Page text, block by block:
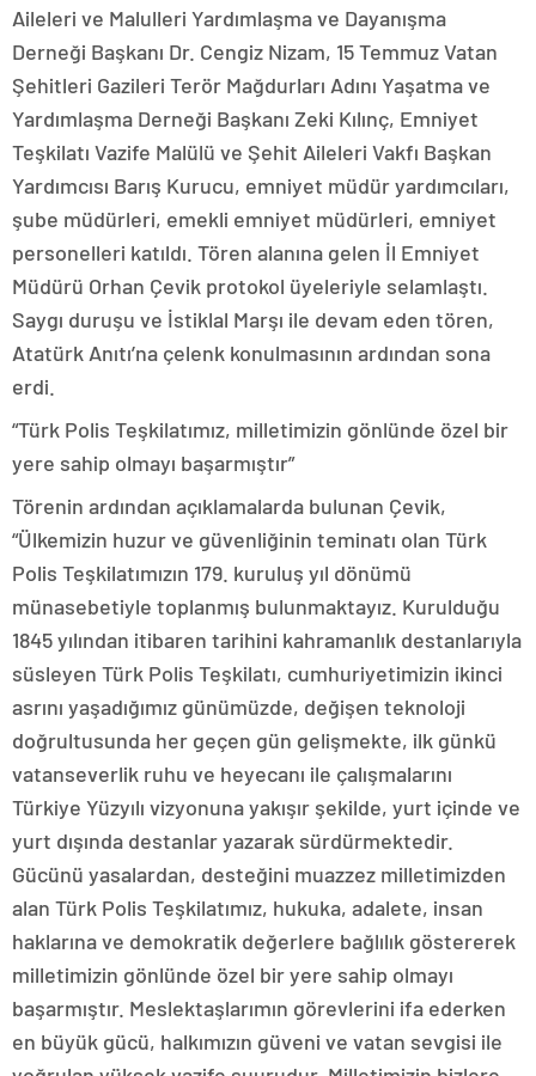
Aileleri ve Malulleri Yardımlaşma ve Dayanışma
Derneği Başkanı Dr. Cengiz Nizam, 15 Temmuz Vatan
Şehitleri Gazileri Terör Mağdurları Adını Yaşatma ve
Yardımlaşma Derneği Başkanı Zeki Kılınç, Emniyet
Teşkilatı Vazife Malülü ve Şehit Aileleri Vakfı Başkan
Yardımcısı Barış Kurucu, emniyet müdür yardımcıları,
şube müdürleri, emekli emniyet müdürleri, emniyet
personelleri katıldı. Tören alanına gelen İl Emniyet
Müdürü Orhan Çevik protokol üyeleriyle selamlaştı.
Saygı duruşu ve İstiklal Marşı ile devam eden tören,
Atatürk Anıtı’na çelenk konulmasının ardından sona
erdi.
“Türk Polis Teşkilatımız, milletimizin gönlünde özel bir
yere sahip olmayı başarmıştır”
Törenin ardından açıklamalarda bulunan Çevik,
“Ülkemizin huzur ve güvenliğinin teminatı olan Türk
Polis Teşkilatımızın 179. kuruluş yıl dönümü
münasebetiyle toplanmış bulunmaktayız. Kurulduğu
1845 yılından itibaren tarihini kahramanlık destanlarıyla
süsleyen Türk Polis Teşkilatı, cumhuriyetimizin ikinci
asrını yaşadığımız günümüzde, değişen teknoloji
doğrultusunda her geçen gün gelişmekte, ilk günkü
vatanseverlik ruhu ve heyecanı ile çalışmalarını
Türkiye Yüzyılı vizyonuna yakışır şekilde, yurt içinde ve
yurt dışında destanlar yazarak sürdürmektedir.
Gücünü yasalardan, desteğini muazzez milletimizden
alan Türk Polis Teşkilatımız, hukuka, adalete, insan
haklarına ve demokratik değerlere bağlılık göstererek
milletimizin gönlünde özel bir yere sahip olmayı
başarmıştır. Meslektaşlarımın görevlerini ifa ederken
en büyük gücü, halkımızın güveni ve vatan sevgisi ile